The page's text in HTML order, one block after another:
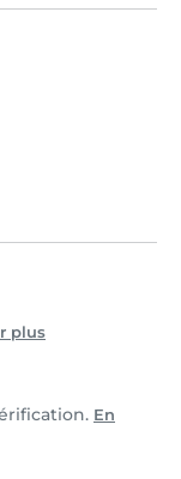
plus
En